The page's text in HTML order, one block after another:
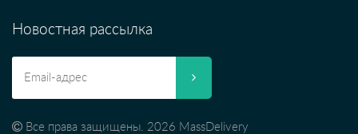
Новостная рассылка
Все права защищены. 2026 MassDelivery